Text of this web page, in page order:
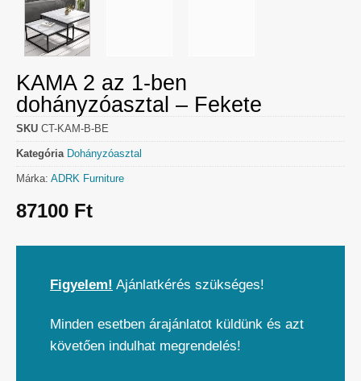
KAMA 2 az 1-ben
dohányzóasztal – Fekete
SKU CT-KAM-B-BE
Kategória Dohányzóasztal
Márka: ADRK Furniture
87100 Ft
Figyelem! Ajánlatkérés szükséges!
Minden esetben árajánlatot küldünk és azt
követően indulhat megrendelés!